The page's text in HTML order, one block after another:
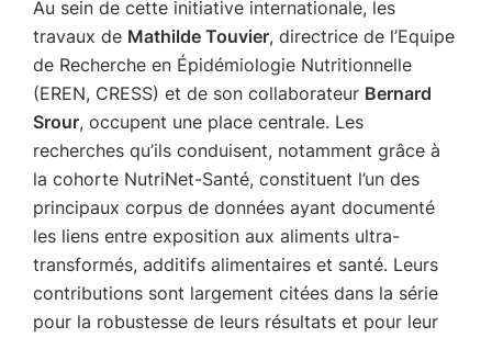
Au sein de cette initiative internationale, les
travaux de Mathilde Touvier, directrice de l’Equipe
de Recherche en Épidémiologie Nutritionnelle
(EREN, CRESS) et de son collaborateur Bernard
Srour, occupent une place centrale. Les
recherches qu’ils conduisent, notamment grâce à
la cohorte NutriNet-Santé, constituent l’un des
principaux corpus de données ayant documenté
les liens entre exposition aux aliments ultra-
transformés, additifs alimentaires et santé. Leurs
contributions sont largement citées dans la série
pour la robustesse de leurs résultats et pour leur